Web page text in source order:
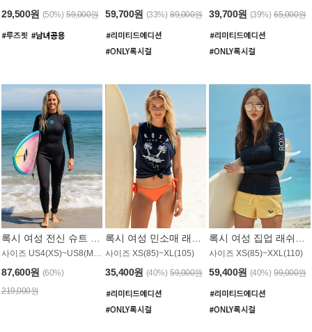
29,500원 (50%) 59,000원 59,700원 (33%) 89,000원 39,700원 (39%) 65,000원
87,600원 (60%)
219,000원
사이즈 XS(85)~XL(105)
35,400원 (40%) 59,000원
사이즈 XS(85)~XXL(110)
59,400원 (40%) 99,000원